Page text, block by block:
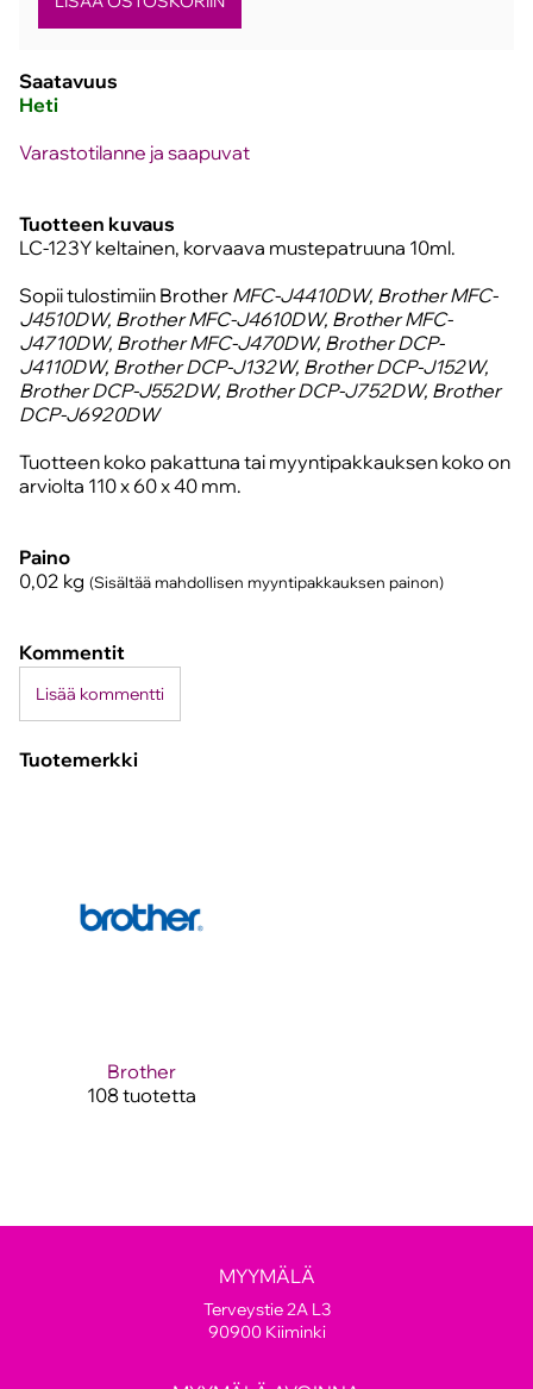
Saatavuus
Heti
Varastotilanne ja saapuvat
Tuotteen kuvaus
LC-123Y keltainen, korvaava mustepatruuna 10ml.
Sopii tulostimiin Brother MFC-J4410DW, Brother MFC-
J4510DW, Brother MFC-J4610DW, Brother MFC-
J4710DW, Brother MFC-J470DW, Brother DCP-
J4110DW, Brother DCP-J132W, Brother DCP-J152W,
Brother DCP-J552DW, Brother DCP-J752DW, Brother
DCP-J6920DW
Tuotteen koko pakattuna tai myyntipakkauksen koko on
arviolta 110 x 60 x 40 mm.
Paino
0,02 kg (Sisältää mahdollisen myyntipakkauksen painon)
Kommentit
Lisää kommentti
Tuotemerkki
Brother
108 tuotetta
MYYMÄLÄ
Terveystie 2A L3
90900 Kiiminki